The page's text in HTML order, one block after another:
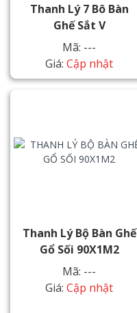
Thanh Lý 7 Bô Bàn
Ghế Sắt V
Mã: ---
Giá: Cập nhật
Thanh Lý Bộ Bàn Ghế
Gổ Sối 90X1M2
Mã: ---
Giá: Cập nhật